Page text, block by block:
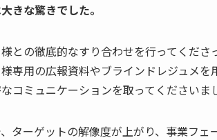
きな驚きでした。
との徹底的なすり合わせを行ってくださ
専用の広報資料やブラインドレジュメ
コミュニケーションを取ってくださいま
ターゲットの解像度が上がり、事業フ